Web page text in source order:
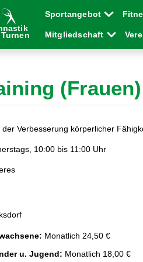
Sportangebot
Mitgliedschaft
(Frauen)
Verbesserung körperlicher
10:00 bis 11:00 Uhr
Monatlich 24,50 €
u. Jugend: Monatlich 18,00 €